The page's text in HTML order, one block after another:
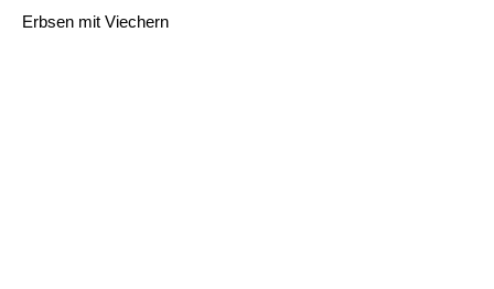
Erbsen mit Viechern